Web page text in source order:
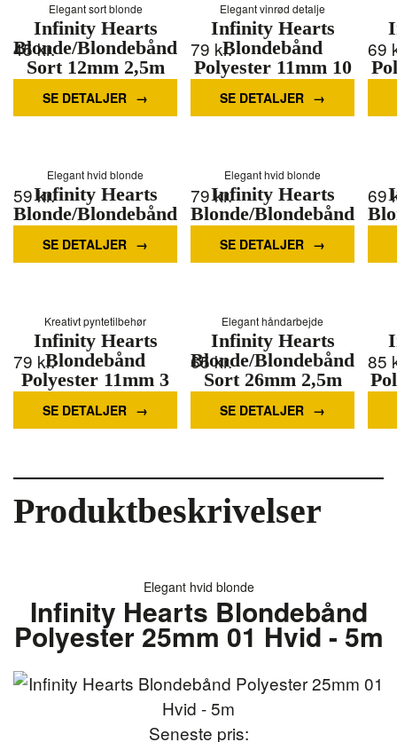
Elegant sort blonde
Infinity Hearts
Blonde/Blondebånd
Sort 12mm 2,5m
45kr.
SE DETALJER
Elegant vinrød detalje
Infinity Hearts
Blondebånd
Polyester 11mm 10
Vinrød - 5m
79 kr.
SE DETALJER
Mere information
69
Elegant hvid blonde
Infinity Hearts
Blonde/Blondebånd
Hvid 25mm 2,5m
59 kr.
SE DETALJER
Mere information
Elegant hvid blonde
Infinity Hearts
Blonde/Blondebånd
Hvid 26mm 2,5m
79 kr.
SE DETALJER
Mere information
69
Kreativt pyntetilbehør
Infinity Hearts
Blondebånd
Polyester 11mm 3
Sand - 5m
79 kr.
SE DETALJER
Mere information
Elegant håndarbejde
Infinity Hearts
Blonde/Blondebånd
Sort 26mm 2,5m
65kr.
SE DETALJER
85
Produktbeskrivelser
Elegant hvid blonde
Infinity Hearts Blondebånd
Polyester 25mm 01 Hvid - 5m
Seneste pris: